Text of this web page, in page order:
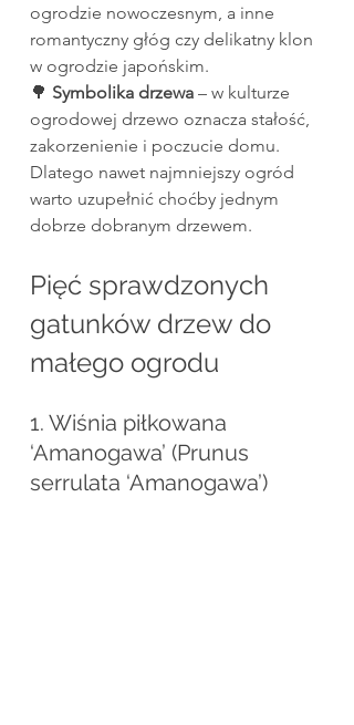
ogrodzie nowoczesnym, a inne
romantyczny głóg czy delikatny klon
w ogrodzie japońskim.
🌳 Symbolika drzewa – w kulturze
ogrodowej drzewo oznacza stałość,
zakorzenienie i poczucie domu.
Dlatego nawet najmniejszy ogród
warto uzupełnić choćby jednym
dobrze dobranym drzewem.
Pięć sprawdzonych
gatunków drzew do
małego ogrodu
1. Wiśnia piłkowana
‘Amanogawa’ (Prunus
serrulata ‘Amanogawa’)